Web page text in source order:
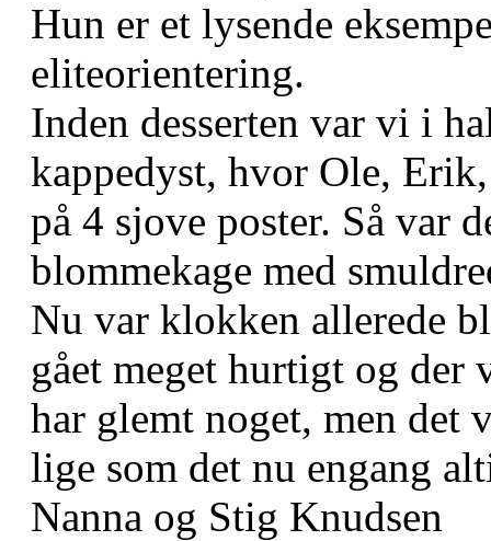
Hun er et lysende
eliteorientering.
Inden desserten var vi i
kappedyst, hvor Ole,
på 4 sjove poster. Så var
blommekage med
Nu var klokken allerede
gået meget hurtigt og der
har glemt noget, men det
lige som det nu engang
Nanna og Stig Knudsen